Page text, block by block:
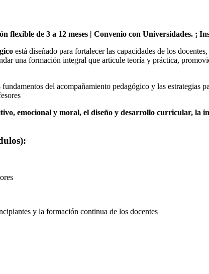
flexible de 3 a 12 meses | Convenio con Universidades. ¡
está diseñado para fortalecer las capacidades de los
una formación integral que articule teoría y práctica,
del acompañamiento pedagógico y las estrategias
emocional y moral, el diseño y desarrollo curricular, la
y la formación continua de los docentes